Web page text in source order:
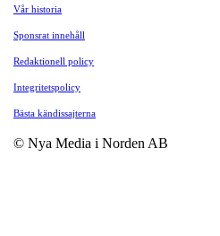
Vår historia
Sponsrat innehåll
Redaktionell policy
Integritetspolicy
Bästa kändissajterna
© Nya Media i Norden AB